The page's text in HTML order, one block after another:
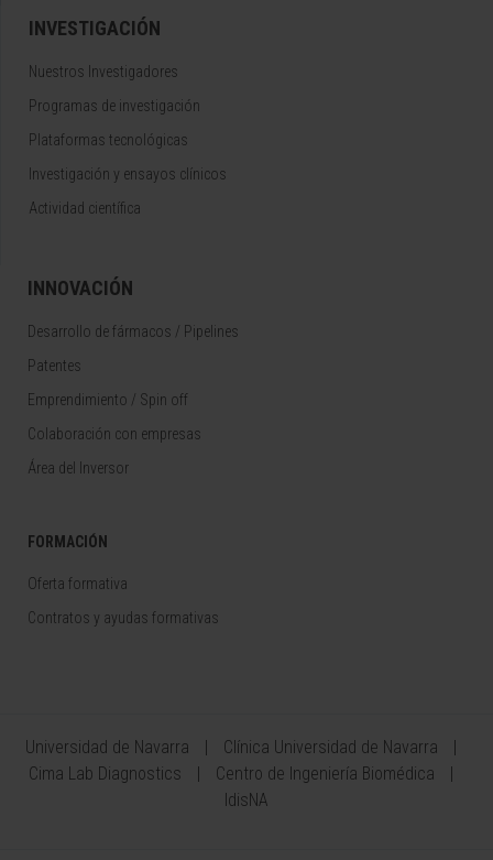
INVESTIGACIÓN
Nuestros Investigadores
Programas de investigación
Plataformas tecnológicas
Investigación y ensayos clínicos
Actividad científica
INNOVACIÓN
Desarrollo de fármacos / Pipelines
Patentes
Emprendimiento / Spin off
Colaboración con empresas
Área del Inversor
FORMACIÓN
Oferta formativa
Contratos y ayudas formativas
Universidad de Navarra
Clínica Universidad de Navarra
Cima Lab Diagnostics
Centro de Ingeniería Biomédica
IdisNA